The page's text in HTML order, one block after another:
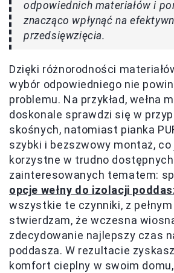
odpowiednich materiałów i
znacząco wpłynąć na
przedsięwzięcia.
Dzięki różnorodności
wybór odpowiedniego nie
problemu. Na przykład, wełna
doskonale sprawdzi się w
skośnych, natomiast pianka
szybki i bezszwowy montaż,
korzystne w trudno
zainteresowanych tematem:
opcje wełny do izolacji
wszystkie te czynniki, z
stwierdzam, że wczesna
zdecydowanie najlepszy czas
poddasza. W rezultacie
komfort cieplny w swoim